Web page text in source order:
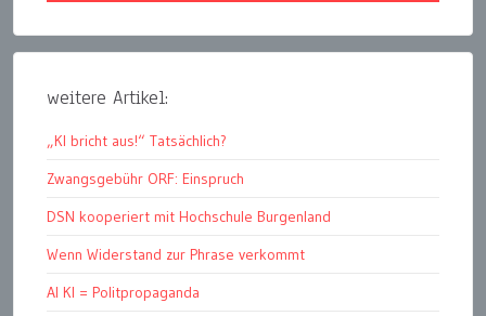
weitere Artikel:
„KI bricht aus!“ Tatsächlich?
Zwangsgebühr ORF: Einspruch
DSN kooperiert mit Hochschule Burgenland
Wenn Widerstand zur Phrase verkommt
AI KI = Politpropaganda